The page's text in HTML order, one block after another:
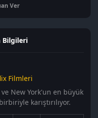
Ver
Bilgileri
Filmleri
ve New York'un en büyük
karıştırılıyor.